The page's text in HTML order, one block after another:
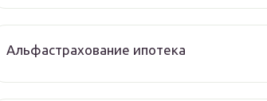
Альфастрахование ипотека